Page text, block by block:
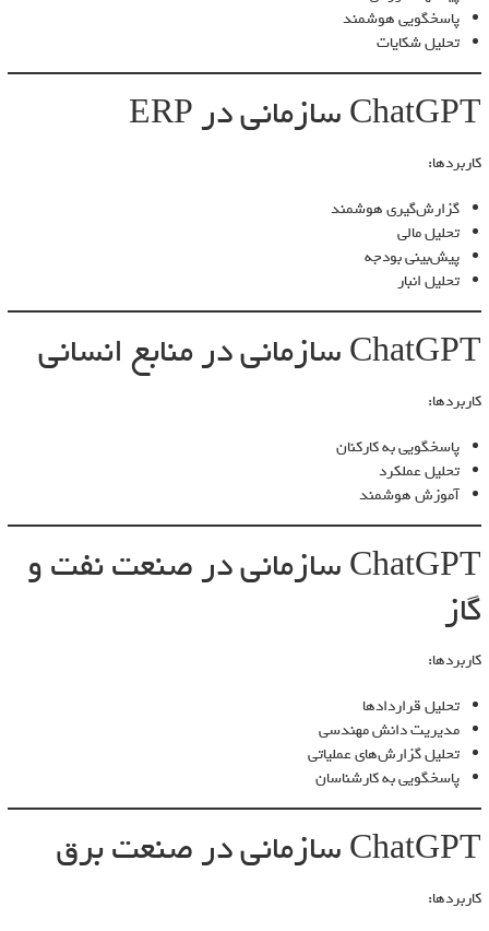
پاسخگویی هوشمند
تحلیل شکایات
ChatGPT سازمانی در ERP
کاربردها:
گزارش‌گیری هوشمند
تحلیل مالی
پیش‌بینی بودجه
تحلیل انبار
ChatGPT سازمانی در منابع انسانی
کاربردها:
پاسخگویی به کارکنان
تحلیل عملکرد
آموزش هوشمند
ChatGPT سازمانی در صنعت نفت و
گاز
کاربردها:
تحلیل قراردادها
مدیریت دانش مهندسی
تحلیل گزارش‌های عملیاتی
پاسخگویی به کارشناسان
ChatGPT سازمانی در صنعت برق
کاربردها: